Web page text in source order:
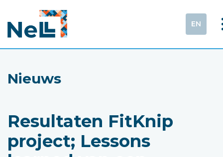
EN
Nieuws
Resultaten FitKnip
project; Lessons